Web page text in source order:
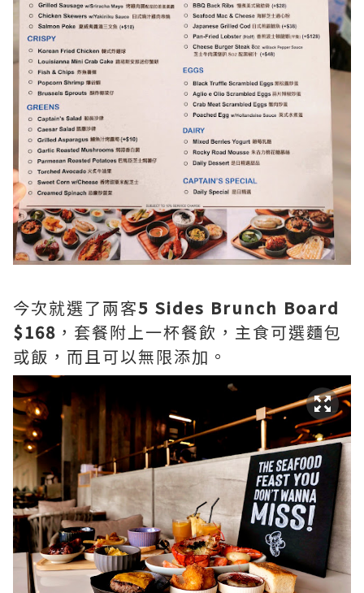
今次就選了兩客5 Sides Brunch Board
$168 ，套餐附上一杯餐飲，主食可選麵包
或飯，而且可以無限添加。